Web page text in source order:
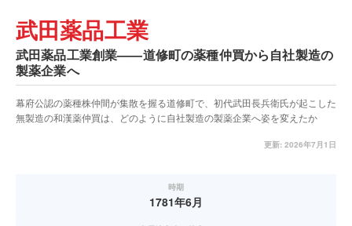
武田薬品工業
武田薬品工業創業——道修町の薬種仲買から自社製造の
製薬企業へ
幕府公認の薬種株仲間が集散を握る道修町で、初代武田長兵衛氏が起こした
無製造の和漢薬仲買は、どのように自社製造の製薬企業へ姿を変えたか
更新: 2026年7月1日
時期
1781年6月